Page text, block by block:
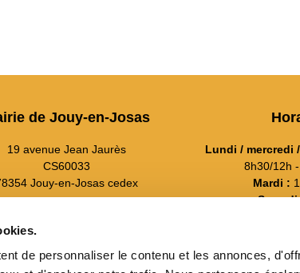
de personnaliser le contenu et les annonces,
de Jouy-en-Josas
19 avenue Jean Jaurès
CS60033
Jouy-en-Josas cedex
Lundi / mercredi
8h30/12h
Mardi :
Samedi
Suivez-